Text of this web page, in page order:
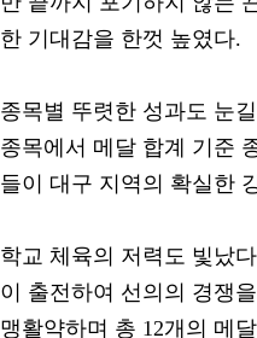
한 기대감을 한껏 높였다.
종목별 뚜렷한 성과도 눈
종목에서 메달 합계 기준
들이 대구 지역의 확실한
학교 체육의 저력도 빛났
이 출전하여 선의의 경쟁
맹활약하며 총 12개의 메